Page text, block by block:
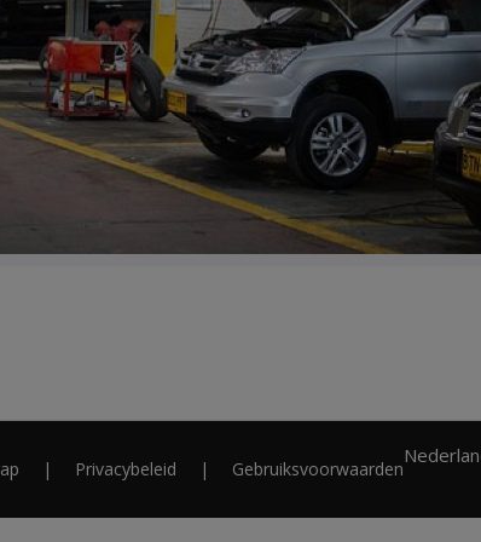
Privacybeleid Gebruiksvoorwaarden